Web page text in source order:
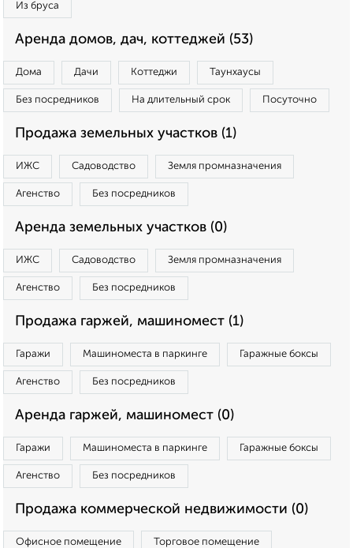
Из бруса
Аренда домов, дач, коттеджей (53)
Дома Дачи Коттеджи Таунхаусы
Без посредников На длительный срок Посуточно
Продажа земельных участков (1)
ИЖС Садоводство Земля промназначения
Агенство Без посредников
Аренда земельных участков (0)
ИЖС Садоводство Земля промназначения
Агенство Без посредников
Продажа гаржей, машиномест (1)
Гаражи Машиноместа в паркинге Гаражные боксы
Агенство Без посредников
Аренда гаржей, машиномест (0)
Гаражи Машиноместа в паркинге Гаражные боксы
Агенство Без посредников
Продажа коммерческой недвижимости (0)
Офисное помещение Торговое помещение